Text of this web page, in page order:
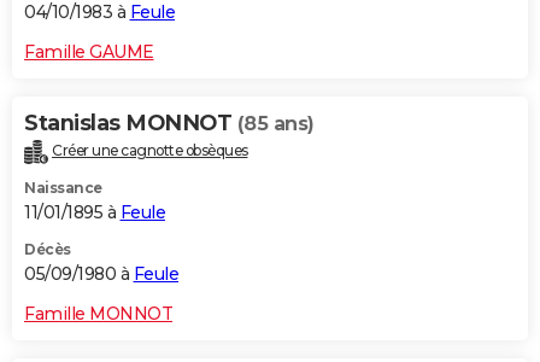
04/10/1983 à Feule
Famille GAUME
Stanislas MONNOT (85 ans)
Créer une cagnotte obsèques
Naissance
11/01/1895 à Feule
Décès
05/09/1980 à Feule
Famille MONNOT